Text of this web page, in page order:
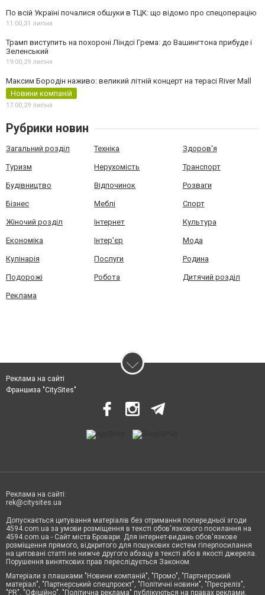
По всій Україні почалися обшуки в ТЦК: що відомо про спецоперацію
11:00,31 липня
Трамп виступить на похороні Ліндсі Грема: до Вашингтона прибуде і
Зеленський
19:00,29 липня
Максим Бородін наживо: великий літній концерт на терасі River Mall
Новини компаній
17:00,29 липня
Рубрики новин
Загальний розділ Техніка Здоров'я
Туризм Нерухомість Транспорт
Будівництво Відпочинок Розваги
Бізнес Меблі Спорт
Жіночий розділ Інтернет Культура
Економіка Інтер'єр Мода
Кулінарія Послуги Родина
Подорожі Робота Дитячий розділ
Реклама
Реклама на сайті
Франшиза "CitySites"
Реклама на сайті:
rek@citysites.ua
Допускається цитування матеріалів без отримання попередньої згоди
4594.com.ua за умови розміщення в тексті обов'язкового посилання на
4594.com.ua - Сайт міста Бровари. Для інтернет-видань обов'язкове
розміщення прямого, відкритого для пошукових систем гіперпосилання
на цитовані статті не нижче другого абзацу в тексті або в якості джерела.
Порушення виняткових прав переслідується Законом.
Матеріали з плашками "Новини компаній", "Промо", "Партнерський
матеріал", "Партнерський спецпроєкт", "Політичні новини", "Пресреліз",
"PR", "Офіційно", "Політична реклама" публікуються на правах реклами.